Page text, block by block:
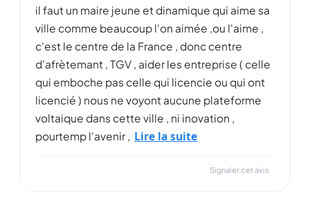
il faut un maire jeune et dinamique qui aime sa
ville comme beaucoup l'on aimée ,ou l'aime ,
c'est le centre de la France , donc centre
d'afrètemant , TGV , aider les entreprise ( celle
qui emboche pas celle qui licencie ou qui ont
licencié ) nous ne voyont aucune plateforme
voltaique dans cette ville , ni inovation ,
pourtemp l'avenir , Lire la suite
Signaler cet avis